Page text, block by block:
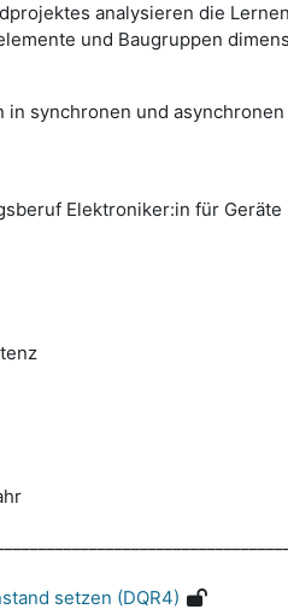
analysieren die
und Baugruppen
in synchronen und
Elektroniker:in für Geräte
setzen (DQR4)